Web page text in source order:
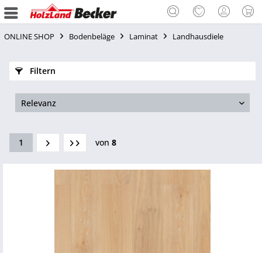
ONLINE SHOP Bodenbeläge Laminat Landhausdiele
Filtern
1 von 8